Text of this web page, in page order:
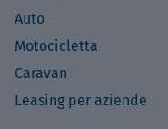
Auto
Motocicletta
Caravan
Leasing per aziende